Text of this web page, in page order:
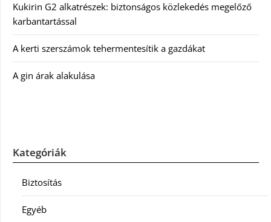
Kukirin G2 alkatrészek: biztonságos közlekedés megelőző
karbantartással
A kerti szerszámok tehermentesítik a gazdákat
A gin árak alakulása
Kategóriák
Biztosítás
Egyéb